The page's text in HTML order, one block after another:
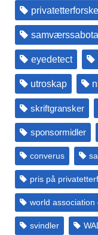
eyedetect
utroskap
skriftgransker
sponsormidler
converus
pris på
world association
svindler